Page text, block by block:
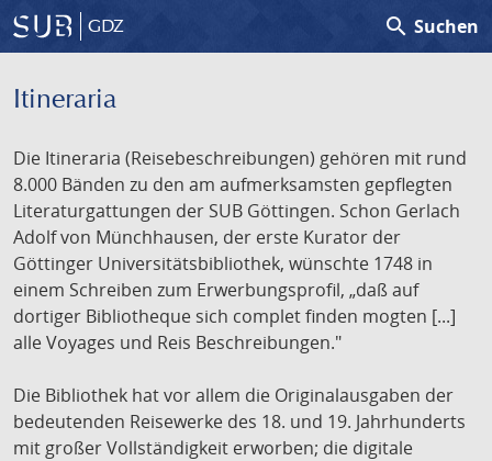
GDZ search Suchen
Itineraria
Die Itineraria (Reisebeschreibungen) gehören mit rund
8.000 Bänden zu den am aufmerksamsten gepflegten
Literaturgattungen der SUB Göttingen. Schon Gerlach
Adolf von Münchhausen, der erste Kurator der
Göttinger Universitätsbibliothek, wünschte 1748 in
einem Schreiben zum Erwerbungsprofil, „daß auf
dortiger Bibliotheque sich complet finden mogten [...]
alle Voyages und Reis Beschreibungen."
Die Bibliothek hat vor allem die Originalausgaben der
bedeutenden Reisewerke des 18. und 19. Jahrhunderts
mit großer Vollständigkeit erworben; die digitale